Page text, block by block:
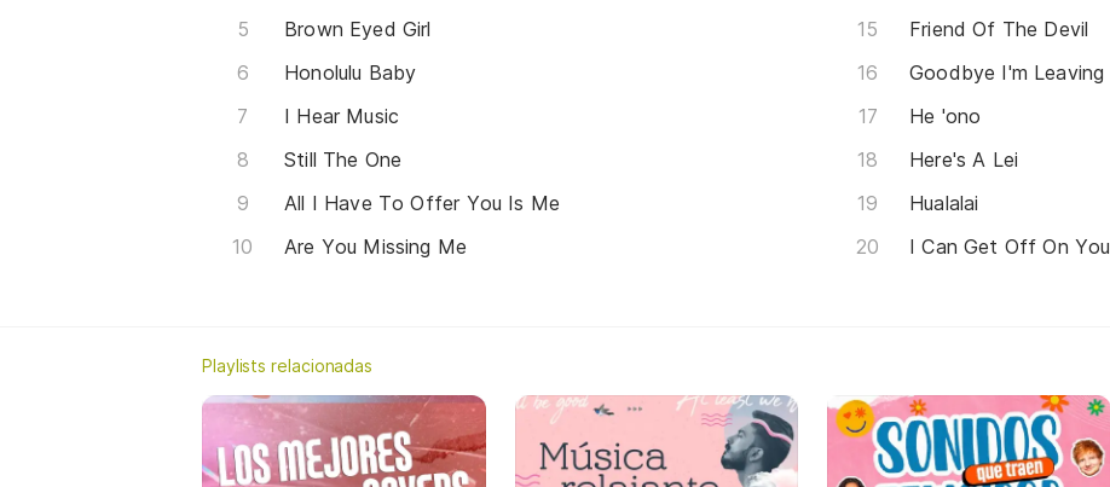
Brown Eyed Girl
Honolulu Baby
I Hear Music
Still The One
All I Have To Offer You Is Me
Are You Missing Me
Friend Of The Devil
Goodbye I'm Leaving
He 'ono
Here's A Lei
Hualalai
I Can Get Off On You
Playlists relacionadas